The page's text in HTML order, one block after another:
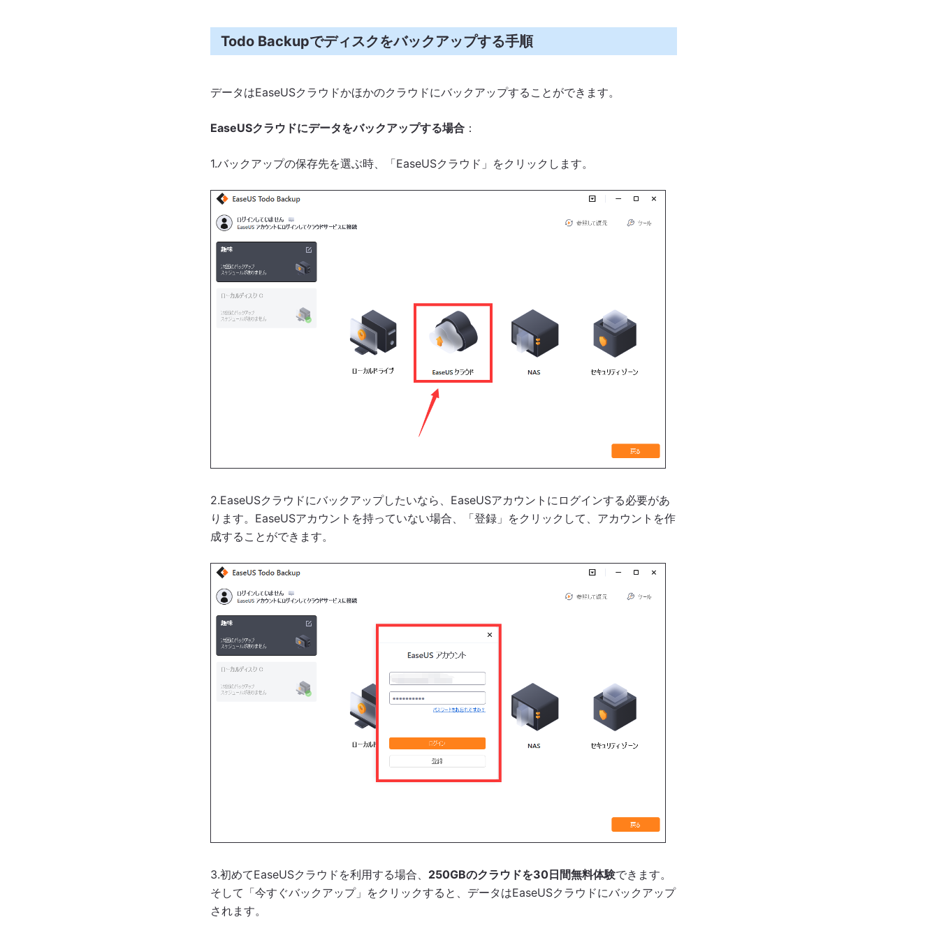
Todo Backupでディスクをバックアップする手順
データはEaseUSクラウドかほかのクラウドにバックアップすることができます。
EaseUSクラウドにデータをバックアップする場合：
1.バックアップの保存先を選ぶ時、「EaseUSクラウド」をクリックします。
2.EaseUSクラウドにバックアップしたいなら、EaseUSアカウントにログインする必要があ
ります。EaseUSアカウントを持っていない場合、「登録」をクリックして、アカウントを作
成することができます。
3.初めてEaseUSクラウドを利用する場合、 250GBのクラウドを30日間無料体験できます。
そして「今すぐバックアップ」をクリックすると、データはEaseUSクラウドにバックアップ
されます。